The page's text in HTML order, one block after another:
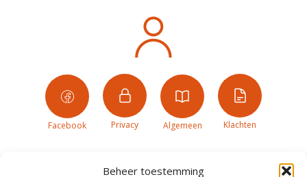
Beheer toestemming
Facebook Privacy Algemeen Klachten